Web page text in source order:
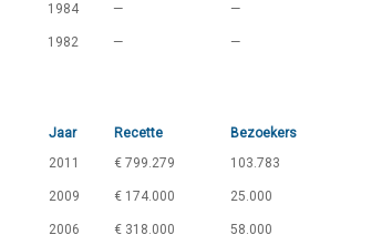
1984 — —
1982 — —
Jaar Recette
Bezoekers
2011 € 799.279 103.783
2009 € 174.000 25.000
2006 € 318.000 58.000